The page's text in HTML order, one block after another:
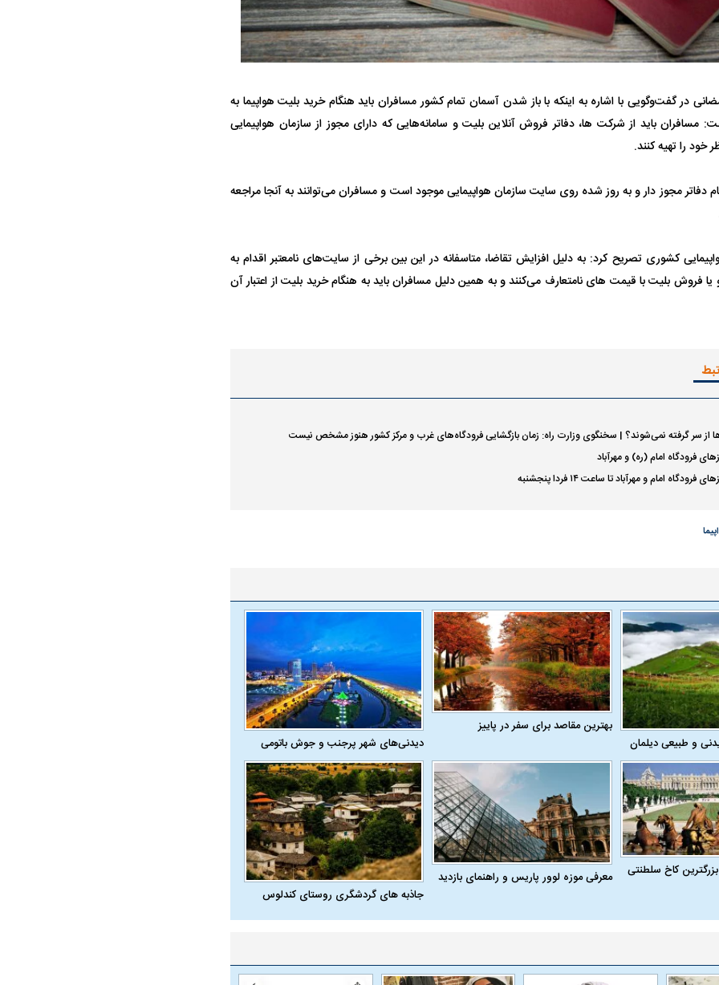
در گفت‌وگویی با اشاره به اینکه با باز شدن آسمان تمام کشور مسافران باید هنگام خرید بلیت هواپیما به
مسافران باید از شرکت ها، دفاتر فروش آنلاین بلیت و سامانه‌هایی که دارای مجوز از سازمان هواپیمایی
خود را تهیه کنند.
دفاتر مجوز دار و به روز شده روی سایت سازمان هواپیمایی موجود است و مسافران می‌توانند به آنجا مراجعه
کشوری تصریح کرد: به دلیل افزایش تقاضا، متاسفانه در این بین برخی از سایت‌های نامعتبر اقدام به
فروش بلیت با قیمت های نامتعارف می‌کنند و به همین دلیل مسافران باید به هنگام خرید بلیت از اعتبار آن
از سر گرفته نمی‌شوند؟ | سخنگوی وزارت راه: زمان بازگشایی فرودگاه‌های غرب و مرکز کشور هنوز مشخص نیست
فرودگاه امام (ره) و مهرآباد
امام و مهرآباد تا ساعت ۱۴ فردا پنجشنبه
و طبیعی دیلمان
بهترین مقاصد برای سفر در پاییز
دیدنی‌های شهر پرجنب و جوش باتومی
کاخ سلطنتی
معرفی موزه لوور پاریس و راهنمای بازدید
جاذبه های گردشگری روستای کندلوس
جدید ایران چیست؟
که
منتفی شد؛
انتخاب تیم جدید
اولین چالش حقوقی استقلال
پیش از شروع لیگ
استقلال